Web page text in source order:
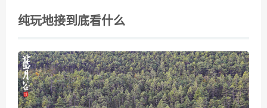
纯玩地接到底看什么